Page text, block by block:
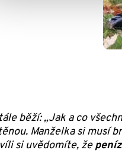
běží: „Jak a co
Manželka si musí
si uvědomíte, že